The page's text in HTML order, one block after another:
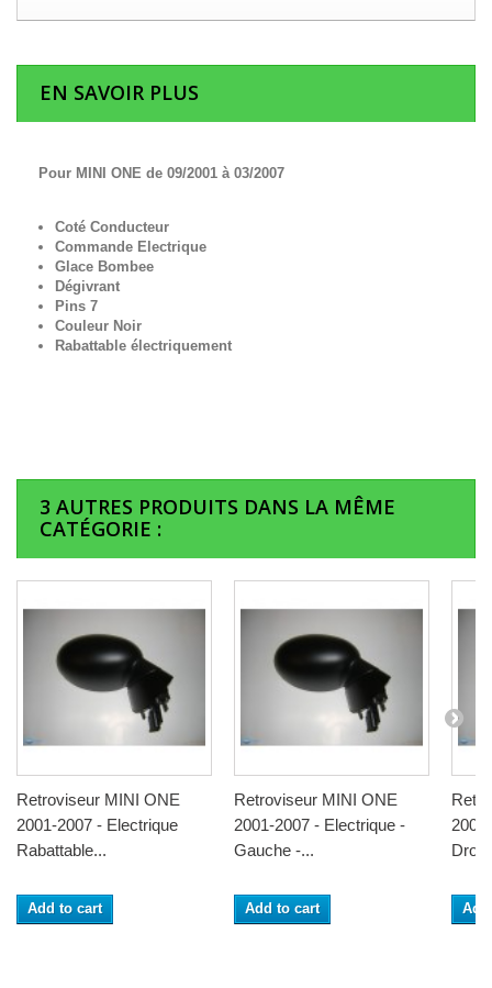
EN SAVOIR PLUS
Pour MINI ONE de 09/2001 à 03/2007
Coté Conducteur
Commande Electrique
Glace Bombee
Dégivrant
Pins 7
Couleur Noir
Rabattable électriquement
3 AUTRES PRODUITS DANS LA MÊME
CATÉGORIE :
Retroviseur MINI ONE
2001-2007 - Electrique
Rabattable...
Add to cart
Retroviseur MINI ONE
2001-2007 - Electrique -
Gauche -...
Add to cart
Droit